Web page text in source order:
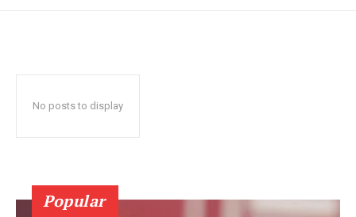
No posts to display
Popular